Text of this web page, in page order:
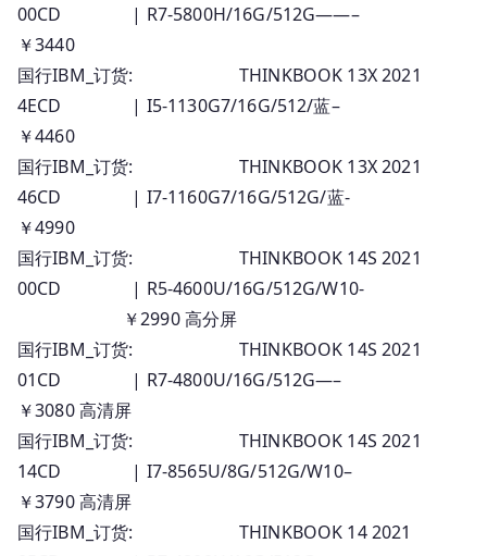
00CD | R7-5800H/16G/512G——–
￥3440
国行IBM_订货: THINKBOOK 13X 2021
4ECD | I5-1130G7/16G/512/蓝–
￥4460
国行IBM_订货: THINKBOOK 13X 2021
46CD | I7-1160G7/16G/512G/蓝-
￥4990
国行IBM_订货: THINKBOOK 14S 2021
00CD | R5-4600U/16G/512G/W10-
￥2990 高分屏
国行IBM_订货: THINKBOOK 14S 2021
01CD | R7-4800U/16G/512G—–
￥3080 高清屏
国行IBM_订货: THINKBOOK 14S 2021
14CD | I7-8565U/8G/512G/W10–
￥3790 高清屏
国行IBM_订货: THINKBOOK 14 2021